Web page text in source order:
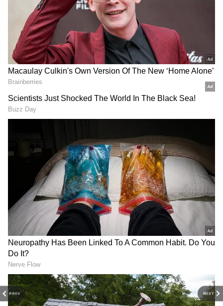
PREV NEXT
కృష్ణ, నగ్మా కలిసి `భరత సింహాం` అనే చిత్రంలో
నటించారు. దర్శకుడు సాగర్‌. ఈ మూవీ షూటింగ్‌ టైమ్‌లో
నగ్మా షూటింగ్‌ మధ్యలోనే ముంబయి వెళ్లిపోయింది.
షూటింగ్‌కి రాలేదు. బిగ్‌ హ్యాండిచ్చింది. కృష్ణ లాంటి సూపర్‌
స్టార్‌ సినిమాకే ఆమె ఇలా చేయడంతో అది పెద్ద ఇష్యూ
అయ్యింది. సినిమా ఆగిపోయే పరిస్థితి. మరి నగ్మా ఎందుకు
వెళ్లిపోయింది. తెరవెనుక ఏం జరిగిందనేది చూస్తే.